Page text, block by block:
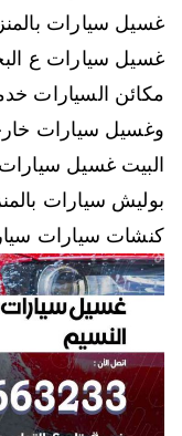
غسيل سيارات ع
مكائن السيارات
وغسيل سيارات
البيت غسيل سيارات
بوليش سيارات
كنشات سيارات